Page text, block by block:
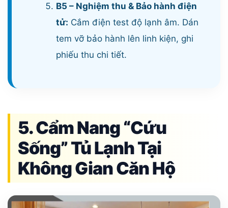
B5 – Nghiệm thu & Bảo hành điện
tử: Cắm điện test độ lạnh âm. Dán
tem vỡ bảo hành lên linh kiện, ghi
phiếu thu chi tiết.
5. Cẩm Nang “Cứu
Sống” Tủ Lạnh Tại
Không Gian Căn Hộ